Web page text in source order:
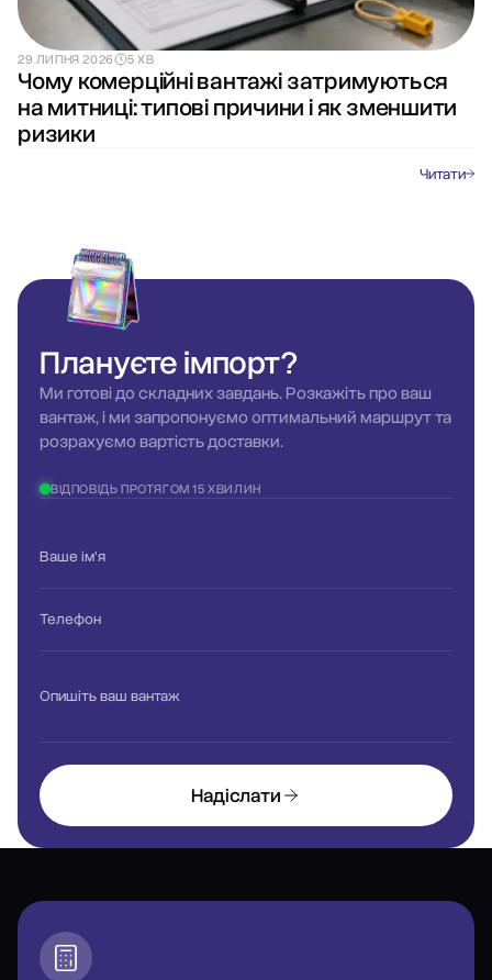
29 ЛИПНЯ 2026 5 ХВ
Чому комерційні вантажі затримуються
на митниці: типові причини і як зменшити
ризики
Читати
Плануєтеімпорт?
Ми готові до складних завдань. Розкажіть про ваш
вантаж, і ми запропонуємо оптимальний маршрут та
розрахуємо вартість доставки.
ВІДПОВІДЬ ПРОТЯГОМ 15 ХВИЛИН
Ваше ім'я
Телефон
Опишіть ваш вантаж
Надіслати